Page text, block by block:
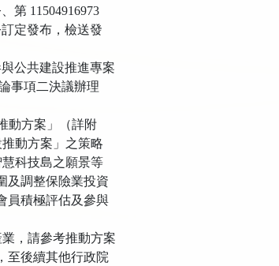
第 11504916973
定發布，檢送發
公共建設推進專案
項二決議辦理
方案」（詳附
動方案」之策略
科技島之願景等
調整保險業投資
積極評估及參與
，請參考推動方案
後續其他行政院